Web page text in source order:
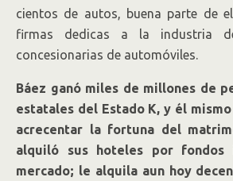
cientos de autos, buena parte de
firmas dedicas a la industria
concesionarias de automóviles.
Báez ganó miles de millones de
estatales del Estado K, y él
acrecentar la fortuna del
alquiló sus hoteles por fondos
mercado; le alquila aun hoy